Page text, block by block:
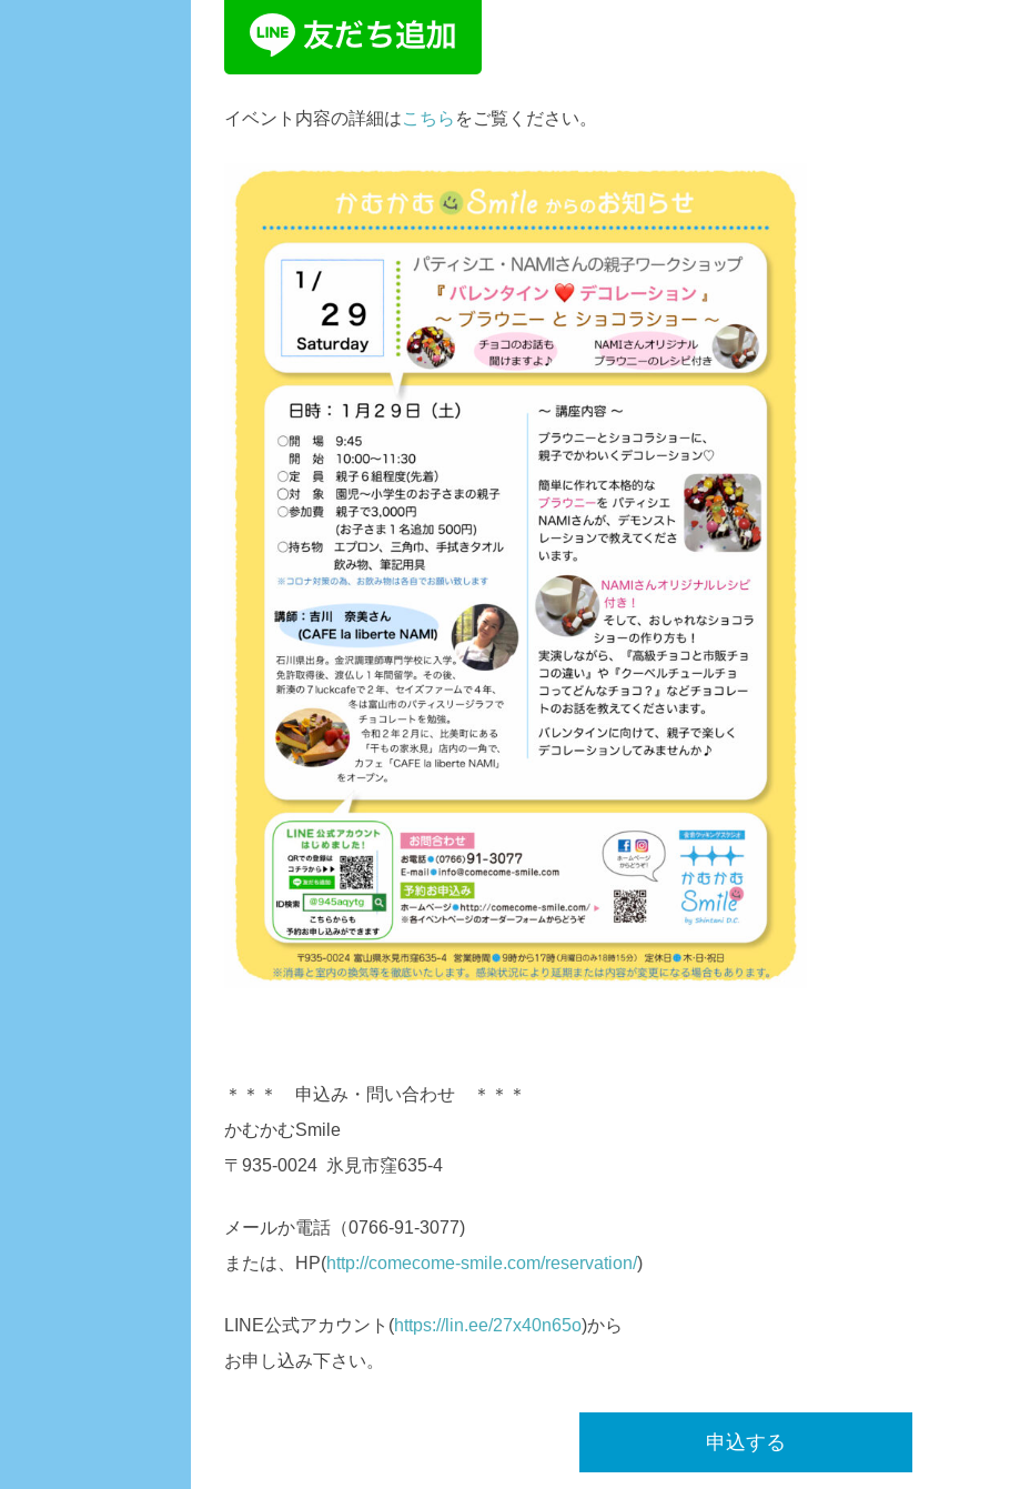
イベント内容の詳細はこちら をご覧ください。
＊＊＊ 申込み・問い合わせ ＊＊＊
かむかむSmile
〒935-0024 氷見市窪635-4
メールか電話（0766-91-3077)
または、HP(http://comecome-smile.com/reservation/)
LINE公式アカウント(https://lin.ee/27x40n65o)から
お申し込み下さい。
申込する